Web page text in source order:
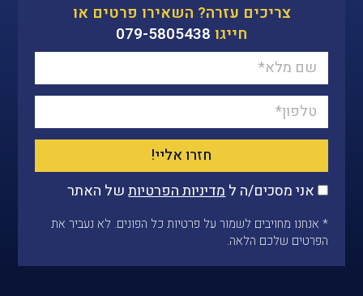
צריכים עזרה? השאירו פרטים או
חייגו 079-5805438
אני מסכים/ה למדיניות הפרטיותשל האתר
חזרו אליי!
* אנחנו מחויבים לשמור על פרטיות כל הפונים. לא נעביר את
הפרטים שלכם הלאה.